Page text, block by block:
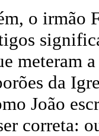
o
meteram
da
João
correta: